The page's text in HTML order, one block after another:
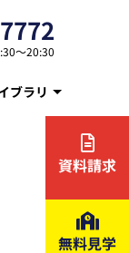
〜20:30
ブラリ
資料請求
無料見学